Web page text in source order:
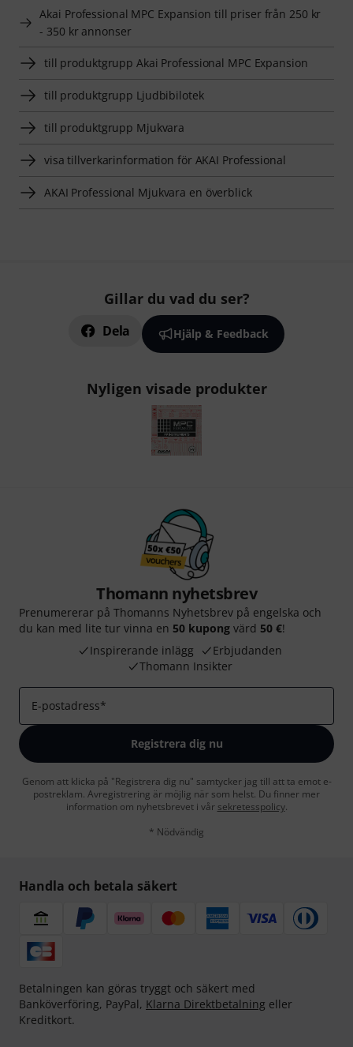
Akai Professional MPC Expansion till priser från 250 kr
- 350 kr annonser
till produktgrupp Akai Professional MPC Expansion
till produktgrupp Ljudbibilotek
till produktgrupp Mjukvara
visa tillverkarinformation för AKAI Professional
AKAI Professional Mjukvara en överblick
Gillar du vad du ser?
Dela Hjälp & Feedback
Nyligen visade produkter
Thomann nyhetsbrev
Prenumererar på Thomanns Nyhetsbrev på engelska och
du kan med lite tur vinna en 50 kupong värd 50 €!
Inspirerande inlägg
Erbjudanden
Thomann Insikter
E-postadress*
Registrera dig nu
Genom att klicka på "Registrera dig nu" samtycker jag till att ta emot e-
postreklam. Avregistrering är möjlig när som helst. Du finner mer
information om nyhetsbrevet i vår sekretesspolicy.
* Nödvändig
Handla och betala säkert
Betalningen kan göras tryggt och säkert med
Banköverföring, PayPal, Klarna Direktbetalning eller
Kreditkort.